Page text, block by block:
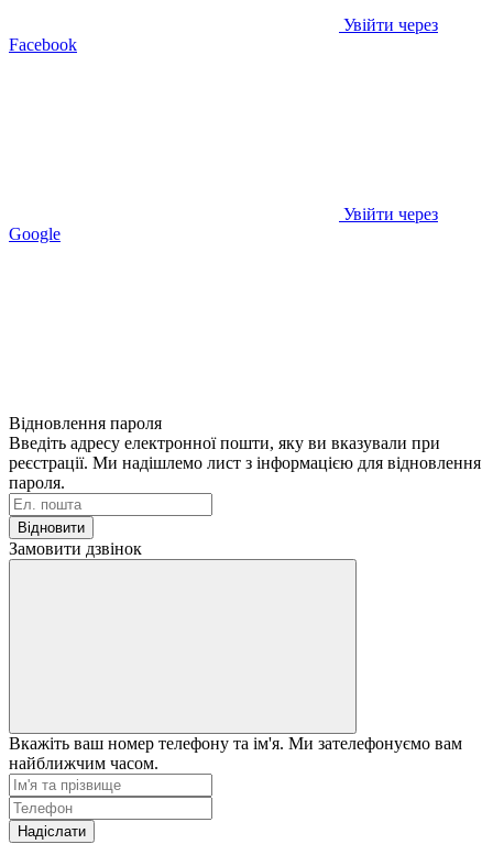
Увійти через
Facebook
Увійти через
Google
Відновлення пароля
Введіть адресу електронної пошти, яку ви вказували при
реєстрації. Ми надішлемо лист з інформацією для відновлення
пароля.
Відновити
Замовити дзвінок
Вкажіть ваш номер телефону та ім'я. Ми зателефонуємо вам
найближчим часом.
Надіслати